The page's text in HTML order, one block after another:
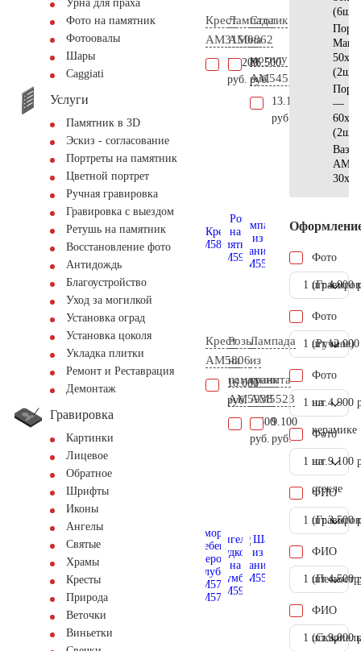
Урна для праха
Фото на памятник
Фотоовалы
Шары
Сaggiati
Услуги
Памятник в 3D
Эскиз - согласование
Портреты на памятник
Цветной портрет
Ручная гравировка
Гравировка с выездом
Ретушь на памятник
Восстановление фото
Антидождь
Благоустройство
Уход за могилкой
Установка оград
Установка цоколя
Укладка плитки
Ремонт и Реставрация
Демонтаж
Гравировка
Картинки
Лицевое
Обратное
Шрифты
Иконы
Ангелы
Святые
Храмы
Кресты
Природа
Веточки
Виньетки
Крест
AM3150
28.200
руб.
Лампада
AM0862
86.500
руб.
Столик
на
могилу
AM5455
13.100
руб.
Крест
AM5806
16.000
руб.
Розы
на
памятник
AM5938
5.500
руб.
Лампада
из
гранита
AM5523
9.100
руб.
(6шт)
(2шт)
—
(2шт)
Ваза
30х15
Фото
1 шт.4.900
Фото
(Ручное)
1 шт.
Фото
на
керамике
1 шт. 4.900
Фото
на
стекле
1 шт. 9.100
ФИО
1 шт.3.500
ФИО
1 шт.4.500
ФИО
1 шт.9.000